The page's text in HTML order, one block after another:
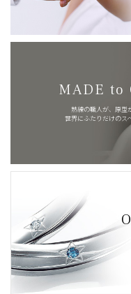
MADE to
熟練の職人が、原型
世界にふたりだけのス